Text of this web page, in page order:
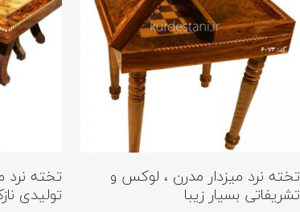
اطلاعات بیشتر
تخته نرد میزدار مدرن ، لوکس و
تشریفاتی بسیار زیبا
تخته نرد
تولیدی